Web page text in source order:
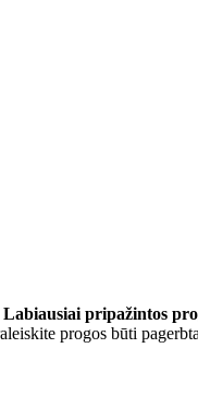
Labiausiai pripažintos
progos būti